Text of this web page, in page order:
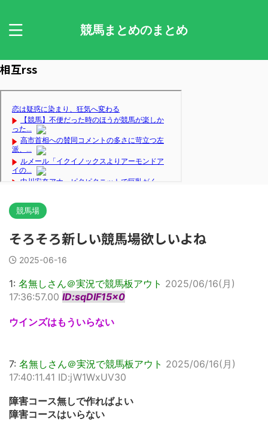
競馬まとめのまとめ
相互rss
競馬場
そろそろ新しい競馬場欲しいよね
2025-06-16
1: 名無しさん＠実況で競馬板アウト 2025/06/16(月)
17:36:57.00 ID:sqDIF15x0
ウインズはもういらない
7: 名無しさん＠実況で競馬板アウト 2025/06/16(月)
17:40:11.41 ID:jW1WxUV30
障害コース無しで作ればよい
障害コースはいらない